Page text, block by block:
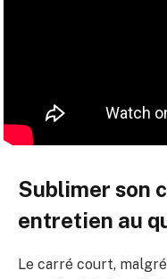
Sublimer son
entretien au
Le carré court,